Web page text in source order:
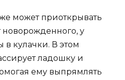
может приоткрывать
новорожденного, у
в кулачки. В этом
ладошку и
ему выпрямлять